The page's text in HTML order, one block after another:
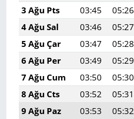
3 Ağu Pts
03:45 05:26
4 Ağu Sal
03:46 05:27
5 Ağu Çar
03:47 05:28
6 Ağu Per
03:49 05:29
7 Ağu Cum
03:50 05:30
8 Ağu Cts
03:52 05:31
9 Ağu Paz
03:53 05:32